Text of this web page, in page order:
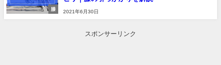
膝
2021年6月30日
スポンサーリンク